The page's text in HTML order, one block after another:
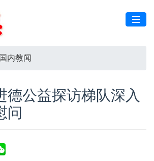
国内教闻
德公益探访梯队深入
问